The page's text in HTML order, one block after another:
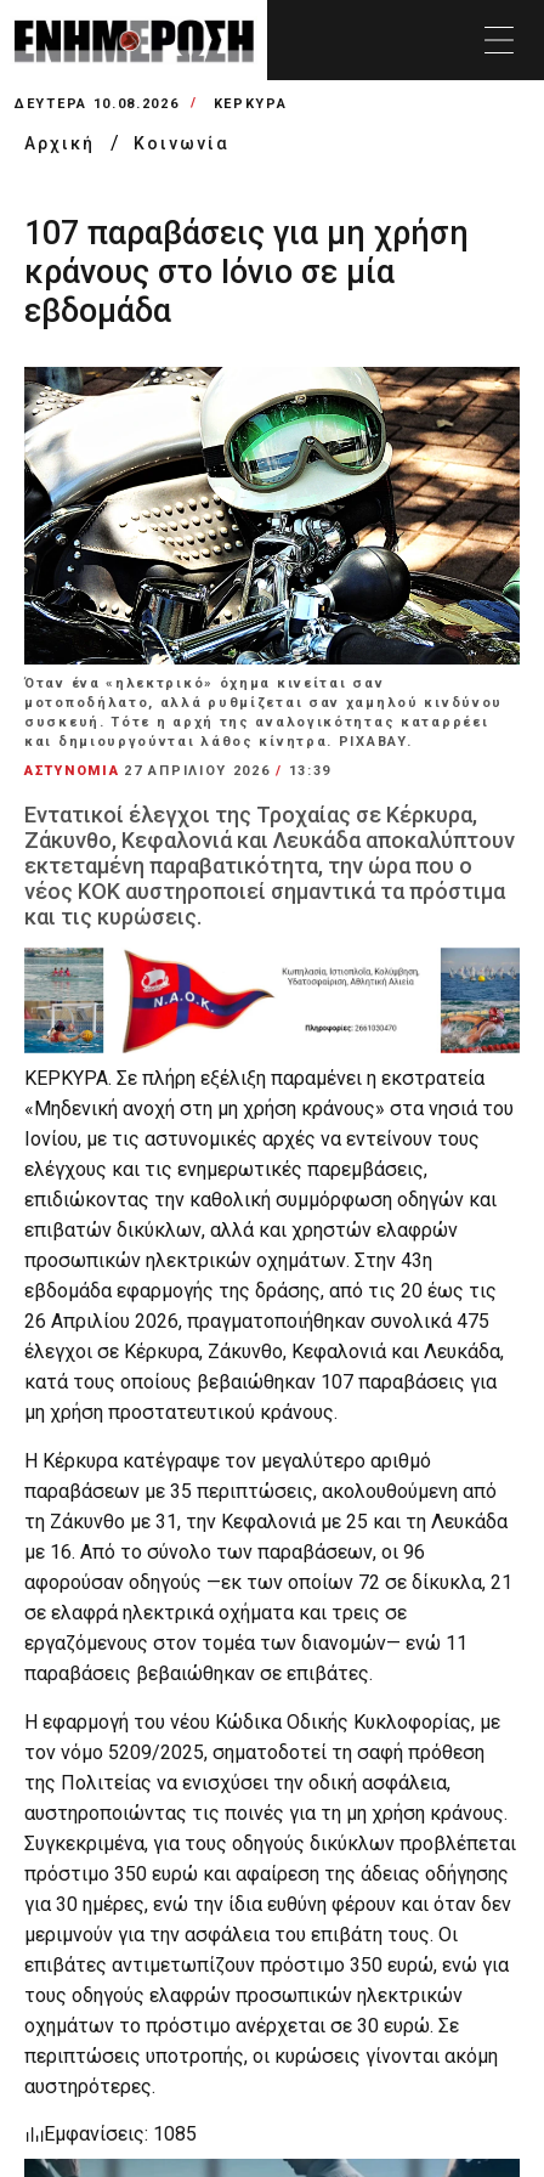
ΔΕΥΤΈΡΑ 10.08.2026 ΚΕΡΚΥΡΑ
Αρχική Κοινωνία
107 παραβάσεις για μη χρήση
κράνους στο Ιόνιο σε μία
εβδομάδα
Όταν ένα «ηλεκτρικό» όχημα κινείται σαν
μοτοποδήλατο, αλλά ρυθμίζεται σαν χαμηλού κινδύνου
συσκευή. Τότε η αρχή της αναλογικότητας καταρρέει
και δημιουργούνται λάθος κίνητρα. PIXABAY.
ΑΣΤΥΝΟΜΙΑ 27 ΑΠΡΙΛΊΟΥ 2026/ 13:39
Εντατικοί έλεγχοι της Τροχαίας σε Κέρκυρα,
Ζάκυνθο, Κεφαλονιά και Λευκάδα αποκαλύπτουν
εκτεταμένη παραβατικότητα, την ώρα που ο
νέος ΚΟΚ αυστηροποιεί σημαντικά τα πρόστιμα
και τις κυρώσεις.
ΚΕΡΚΥΡΑ. Σε πλήρη εξέλιξη παραμένει η εκστρατεία
«Μηδενική ανοχή στη μη χρήση κράνους» στα νησιά του
Ιονίου, με τις αστυνομικές αρχές να εντείνουν τους
ελέγχους και τις ενημερωτικές παρεμβάσεις,
επιδιώκοντας την καθολική συμμόρφωση οδηγών και
επιβατών δικύκλων, αλλά και χρηστών ελαφρών
προσωπικών ηλεκτρικών οχημάτων. Στην 43η
εβδομάδα εφαρμογής της δράσης, από τις 20 έως τις
26 Απριλίου 2026, πραγματοποιήθηκαν συνολικά 475
έλεγχοι σε Κέρκυρα, Ζάκυνθο, Κεφαλονιά και Λευκάδα,
κατά τους οποίους βεβαιώθηκαν 107 παραβάσεις για
μη χρήση προστατευτικού κράνους.
Η Κέρκυρα κατέγραψε τον μεγαλύτερο αριθμό
παραβάσεων με 35 περιπτώσεις, ακολουθούμενη από
τη Ζάκυνθο με 31, την Κεφαλονιά με 25 και τη Λευκάδα
με 16. Από το σύνολο των παραβάσεων, οι 96
αφορούσαν οδηγούς —εκ των οποίων 72 σε δίκυκλα, 21
σε ελαφρά ηλεκτρικά οχήματα και τρεις σε
εργαζόμενους στον τομέα των διανομών— ενώ 11
παραβάσεις βεβαιώθηκαν σε επιβάτες.
Η εφαρμογή του νέου Κώδικα Οδικής Κυκλοφορίας, με
τον νόμο 5209/2025, σηματοδοτεί τη σαφή πρόθεση
της Πολιτείας να ενισχύσει την οδική ασφάλεια,
αυστηροποιώντας τις ποινές για τη μη χρήση κράνους.
Συγκεκριμένα, για τους οδηγούς δικύκλων προβλέπεται
πρόστιμο 350 ευρώ και αφαίρεση της άδειας οδήγησης
για 30 ημέρες, ενώ την ίδια ευθύνη φέρουν και όταν δεν
μεριμνούν για την ασφάλεια του επιβάτη τους. Οι
επιβάτες αντιμετωπίζουν πρόστιμο 350 ευρώ, ενώ για
τους οδηγούς ελαφρών προσωπικών ηλεκτρικών
οχημάτων το πρόστιμο ανέρχεται σε 30 ευρώ. Σε
περιπτώσεις υποτροπής, οι κυρώσεις γίνονται ακόμη
αυστηρότερες.
Εμφανίσεις: 1085